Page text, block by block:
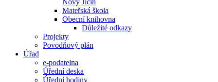
Nový Jičín
Mateřská škola
Obecní knihovna
Důležité odkazy
Projekty
Povodňový plán
Úřad
e-podatelna
Úřední deska
Úřední hodiny